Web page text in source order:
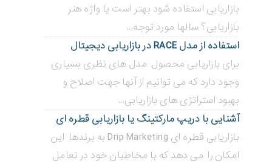
بازاریابی استفاده شود بهتر است یا واژه هنر
بازاریابی؟ سالها مورد توجه...
استفاده از مدل RACE در بازاریابی دیجیتال
برای بازاریابی محصول مدل های نظری بسیاری
وجود دارد که می توانیم از آنها جهت اصلاح و
بهبود استراتژی های بازاریابی...
آشنایی با دریپ مارکتینگ یا بازاریابی قطره ای
بازاریابی قطره ای Drip Marketing به برندها این
امکان را می دهد که با مخاطبان خود در تعامل